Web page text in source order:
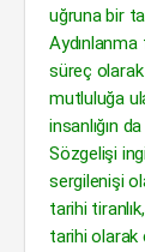
uğruna bir
Aydınlanma
süreç olarak
mutluluğa
insanlığın
Sözgelişi
sergilenişi
tarihi
tarihi olarak